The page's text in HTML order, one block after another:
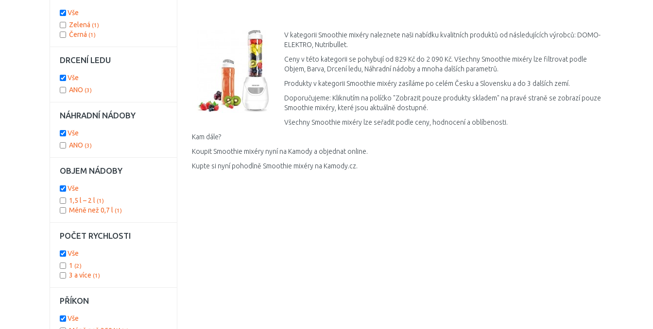
Porovnat Porovnat
V kategorii Smoothie mixéry naleznete naši nabídku kvalitních produktů od následujících výrobců: DOMO-
ELEKTRO, Nutribullet.
Ceny v této kategorii se pohybují od 829 Kč do 2 090 Kč. Všechny Smoothie mixéry lze filtrovat podle
Objem, Barva, Drcení ledu, Náhradní nádoby a mnoha dalších parametrů.
Produkty v kategorii Smoothie mixéry zasíláme po celém Česku a Slovensku a do 3 dalších zemí.
Doporučujeme: Kliknutím na políčko "Zobrazit pouze produkty skladem" na pravé straně se zobrazí pouze
Smoothie mixéry, které jsou aktuálně dostupné.
Všechny Smoothie mixéry lze seřadit podle ceny, hodnocení a oblíbenosti.
Kam dále?
Koupit Smoothie mixéry nyní na Kamody a objednat online.
Kupte si nyní pohodlně Smoothie mixéry na Kamody.cz.
Vše
Zelená (1)
Černá (1)
DRCENÍ LEDU
Vše
ANO (3)
NÁHRADNÍ NÁDOBY
Vše
ANO (3)
OBJEM NÁDOBY
Vše
1,5 l – 2 l (1)
Méně než 0,7 l (1)
POČET RYCHLOSTI
Vše
1 (2)
3 a více (1)
PŘÍKON
Vše